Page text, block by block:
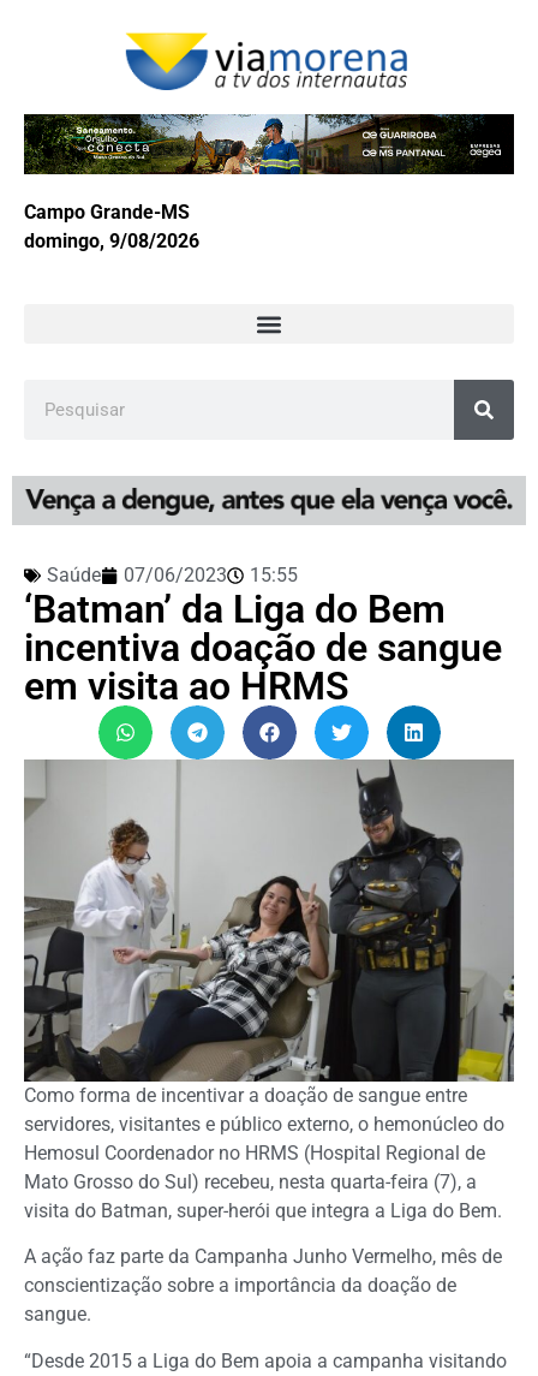
Campo Grande-MS
domingo, 9/08/2026
Saúde 07/06/2023 15:55
‘Batman’ da Liga do Bem
incentiva doação de sangue
em visita ao HRMS
Como forma de incentivar a doação de sangue entre
servidores, visitantes e público externo, o hemonúcleo do
Hemosul Coordenador no HRMS (Hospital Regional de
Mato Grosso do Sul) recebeu, nesta quarta-feira (7), a
visita do Batman, super-herói que integra a Liga do Bem.
A ação faz parte da Campanha Junho Vermelho, mês de
conscientização sobre a importância da doação de
sangue.
“Desde 2015 a Liga do Bem apoia a campanha visitando